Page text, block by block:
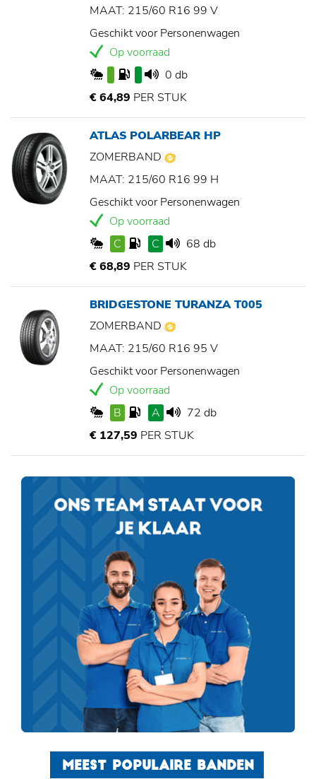
MAAT: 215/60 R16 99 V
Geschikt voor Personenwagen
Op voorraad
0 db
€ 64,89 PER STUK
ATLAS POLARBEAR HP
ZOMERBAND
MAAT: 215/60 R16 99 H
Geschikt voor Personenwagen
Op voorraad
C
C
68 db
€ 68,89 PER STUK
BRIDGESTONE TURANZA T005
ZOMERBAND
MAAT: 215/60 R16 95 V
Geschikt voor Personenwagen
Op voorraad
B
A
72 db
€ 127,59 PER STUK
MEEST POPULAIRE BANDEN